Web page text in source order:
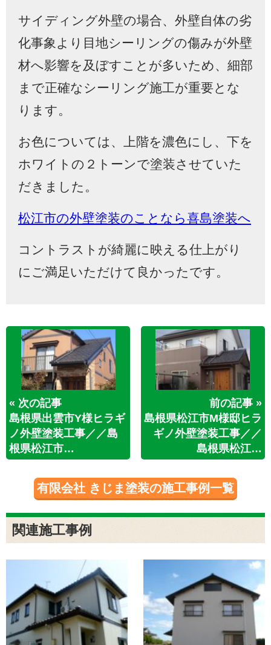
サイディング外壁の場合、外壁自体の劣
化事象より目地シーリングの傷みが外壁
材へ影響を及ぼすことが多いため、細部
まで正確なシーリング施工が重要とな
ります。
お色については、上階を濃色にし、下を
ホワイトの２トーンで塗装させていた
だきました。
松江市の外壁塗装のことなら喜島塗装へ
コントラストが綺麗に映える仕上がり
にご満足いただけて良かったです。
« 次の記事
島根県出雲市Y様ヒラギ
ノ外壁塗装工事／／島
根県松江市…
前の記事 »
島根県松江市M様邸ヒラ
ギノ外壁塗装工事／／
島根県松江…
有限会社 きじま塗装の施工事例一覧
関連施工事例